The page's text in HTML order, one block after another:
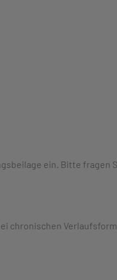
ein. Bitte
chronischen